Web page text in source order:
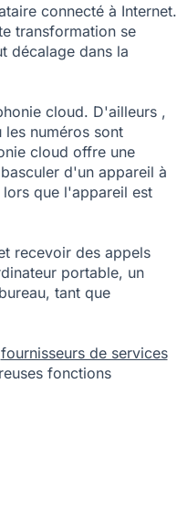
connecté à Internet.
transformation se
décalage dans la
cloud. D'ailleurs ,
les numéros sont
cloud offre une
d'un appareil à
que l'appareil est
recevoir des appels
portable, un
tant que
fournisseurs de services
fonctions